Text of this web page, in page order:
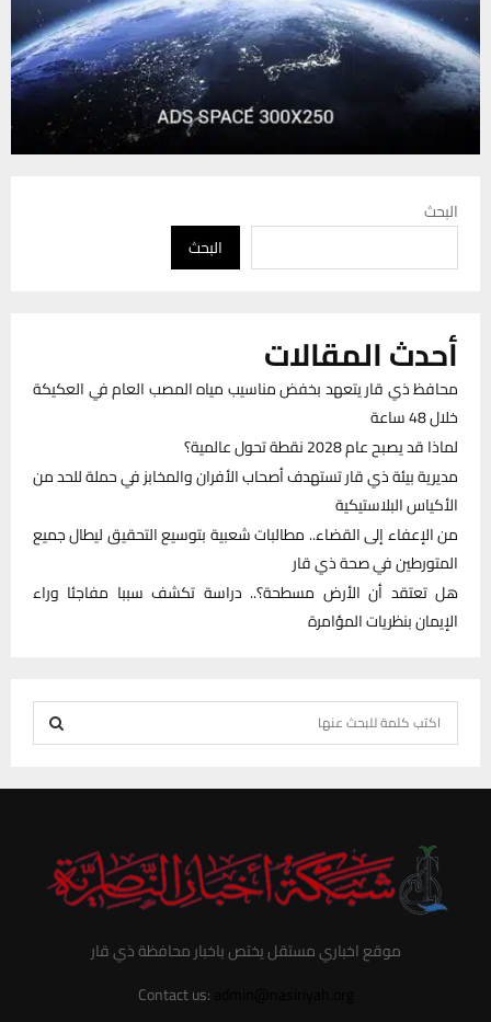
البحث
البحث
أحدث المقالات
محافظ ذي قار يتعهد بخفض مناسيب مياه المصب العام في العكيكة
خلال 48 ساعة
لماذا قد يصبح عام 2028 نقطة تحول عالمية؟
مديرية بيئة ذي قار تستهدف أصحاب الأفران والمخابز في حملة للحد من
الأكياس البلاستيكية
من الإعفاء إلى القضاء.. مطالبات شعبية بتوسيع التحقيق ليطال جميع
المتورطين في صحة ذي قار
هل تعتقد أن الأرض مسطحة؟.. دراسة تكشف سببا مفاجئا وراء
الإيمان بنظريات المؤامرة
e
r
A
R
موقع اخباري مستقل يختص باخبار محافظة ذي قار
Contact us: